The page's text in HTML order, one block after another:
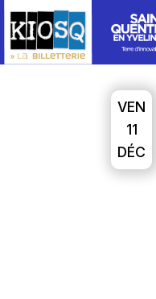
VEN
11
DÉC